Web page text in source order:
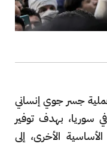
عملية جسر جوي إنساني
سوريا، بهدف توفير
الأخرى، إلى